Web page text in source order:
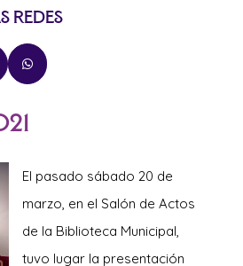
redes

El pasado sábado 20 de
marzo, en el Salón de Actos
de la Biblioteca Municipal,
tuvo lugar la presentación